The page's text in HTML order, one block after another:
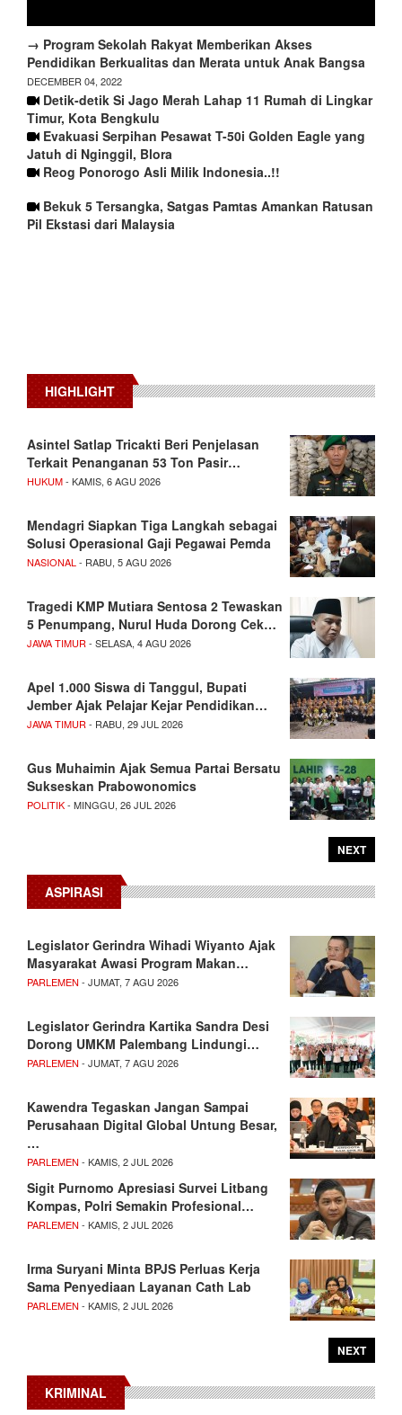
→ Program Sekolah Rakyat Memberikan Akses
Pendidikan Berkualitas dan Merata untuk Anak Bangsa
DECEMBER 04, 2022
Detik-detik Si Jago Merah Lahap 11 Rumah di Lingkar
Timur, Kota Bengkulu
Evakuasi Serpihan Pesawat T-50i Golden Eagle yang
Jatuh di Nginggil, Blora
Reog Ponorogo Asli Milik Indonesia..!!
Bekuk 5 Tersangka, Satgas Pamtas Amankan Ratusan
Pil Ekstasi dari Malaysia
HIGHLIGHT
Asintel Satlap Tricakti Beri Penjelasan
Terkait Penanganan 53 Ton Pasir…
HUKUM- KAMIS, 6 AGU 2026
Mendagri Siapkan Tiga Langkah sebagai
Solusi Operasional Gaji Pegawai Pemda
NASIONAL - RABU, 5 AGU 2026
Tragedi KMP Mutiara Sentosa 2 Tewaskan
5 Penumpang, Nurul Huda Dorong Cek…
JAWA TIMUR - SELASA, 4 AGU 2026
Apel 1.000 Siswa di Tanggul, Bupati
Jember Ajak Pelajar Kejar Pendidikan…
JAWA TIMUR - RABU, 29 JUL 2026
Gus Muhaimin Ajak Semua Partai Bersatu
Sukseskan Prabowonomics
POLITIK- MINGGU, 26 JUL 2026
NEXT
ASPIRASI
Legislator Gerindra Wihadi Wiyanto Ajak
Masyarakat Awasi Program Makan…
PARLEMEN - JUMAT, 7 AGU 2026
Legislator Gerindra Kartika Sandra Desi
Dorong UMKM Palembang Lindungi…
PARLEMEN - JUMAT, 7 AGU 2026
Kawendra Tegaskan Jangan Sampai
Perusahaan Digital Global Untung Besar,
…
PARLEMEN - KAMIS, 2 JUL 2026
Sigit Purnomo Apresiasi Survei Litbang
Kompas, Polri Semakin Profesional…
PARLEMEN - KAMIS, 2 JUL 2026
Irma Suryani Minta BPJS Perluas Kerja
Sama Penyediaan Layanan Cath Lab
PARLEMEN - KAMIS, 2 JUL 2026
NEXT
KRIMINAL